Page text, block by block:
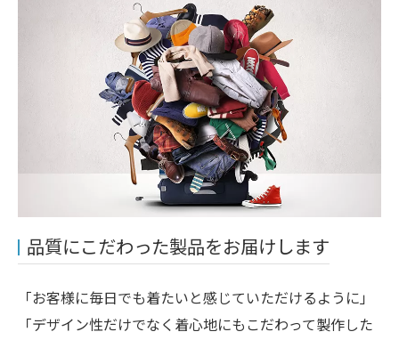
品質にこだわった製品をお届けします
「お客様に毎日でも着たいと感じていただけるように」
「デザイン性だけでなく着心地にもこだわって製作した